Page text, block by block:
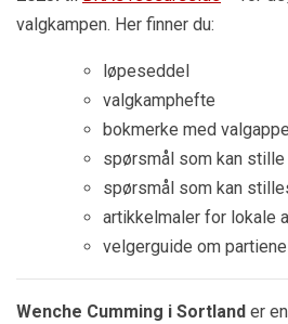
valgkampen. Her finner du:
løpeseddel
valgkamphefte
bokmerke med valgappell
spørsmål som kan
spørsmål som kan
artikkelmaler for lokale
velgerguide om
Wenche Cumming i Sortland er